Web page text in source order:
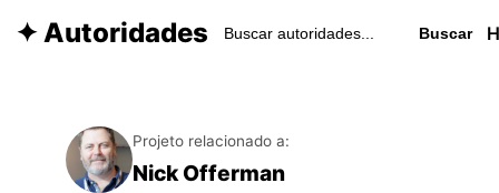
✦ Autoridades Buscar
Projeto relacionado a:
Nick Offerman